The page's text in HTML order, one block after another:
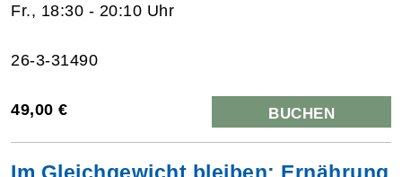
Fr., 18:30 - 20:10 Uhr
26-3-31490
49,00 € BUCHEN
Im Gleichgewicht bleiben: Ernährung